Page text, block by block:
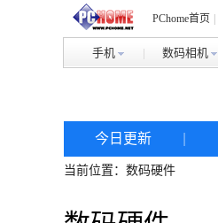
PChome首页
手机 数码相机
今日更新
数码硬件
当前位置：数码硬件